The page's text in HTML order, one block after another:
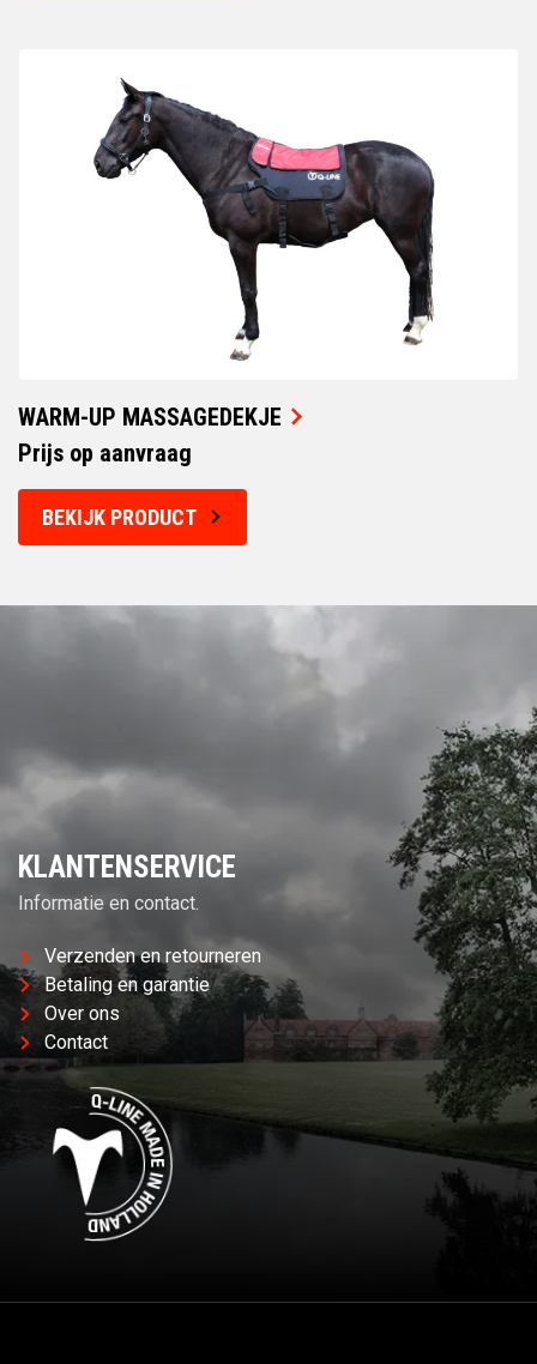
WARM-UP MASSAGEDEKJE
Prijs op aanvraag
BEKIJK PRODUCT
KLANTENSERVICE
Informatie en contact.
Verzenden en retourneren
Betaling en garantie
Over ons
Contact